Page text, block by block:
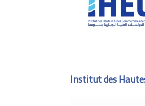
Institut des